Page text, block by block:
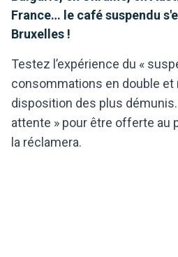
France… le café suspendu
Bruxelles !
Testez l’expérience du «
consommations en double et
disposition des plus
attente » pour être offerte au
la réclamera.